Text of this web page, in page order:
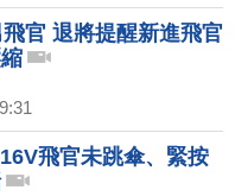
官 退將提醒新進飛官
飛官未跳傘、緊按